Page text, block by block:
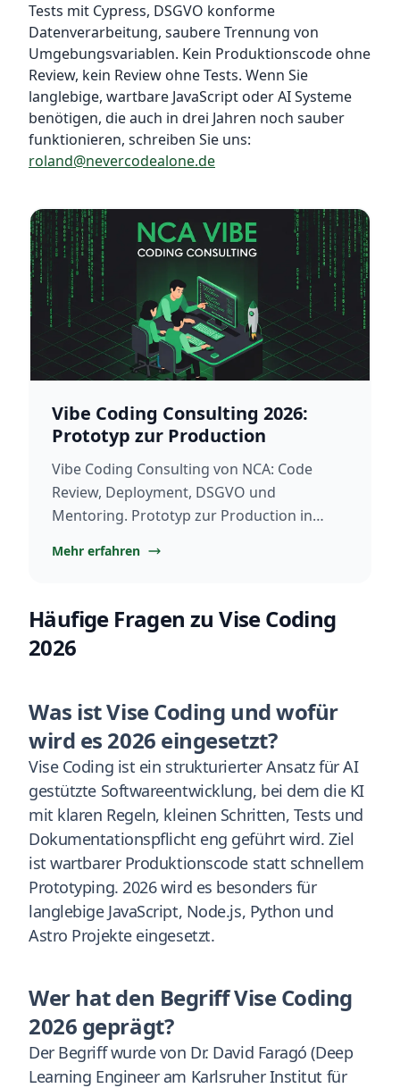
Tests mit Cypress, DSGVO konforme
Datenverarbeitung, saubere Trennung von
Umgebungsvariablen. Kein Produktionscode ohne
Review, kein Review ohne Tests. Wenn Sie
langlebige, wartbare JavaScript oder AI Systeme
benötigen, die auch in drei Jahren noch sauber
funktionieren, schreiben Sie uns:
roland@nevercodealone.de
Vibe Coding Consulting 2026:
Prototyp zur Production
Vibe Coding Consulting von NCA: Code
Review, Deployment, DSGVO und
Mentoring. Prototyp zur Production in
sichern.
Mehr erfahren
Häufige Fragen zu Vise Coding
2026
Was ist Vise Coding und wofür
wird es 2026 eingesetzt?
Vise Coding ist ein strukturierter Ansatz für AI
gestützte Softwareentwicklung, bei dem die KI
mit klaren Regeln, kleinen Schritten, Tests und
Dokumentationspflicht eng geführt wird. Ziel
ist wartbarer Produktionscode statt schnellem
Prototyping. 2026 wird es besonders für
langlebige JavaScript, Node.js, Python und
Astro Projekte eingesetzt.
Wer hat den Begriff Vise Coding
2026 geprägt?
Der Begriff wurde von Dr. David Faragó (Deep
Learning Engineer am Karlsruher Institut für